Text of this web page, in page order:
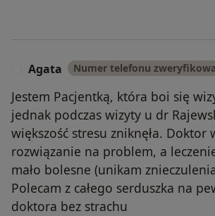
Agata Numer telefonu
Jestem Pacjentką, która boi się
jednak podczas wizyty u dr
większość stresu zniknęła. Doktor
rozwiązanie na problem, a
mało bolesne (unikam
Polecam z całego serduszka na
doktora bez strachu